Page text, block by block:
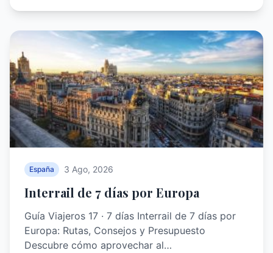
España 3 Ago, 2026
Interrail de 7 días por Europa
Guía Viajeros 17 · 7 días Interrail de 7 días por
Europa: Rutas, Consejos y Presupuesto
Descubre cómo aprovechar al…